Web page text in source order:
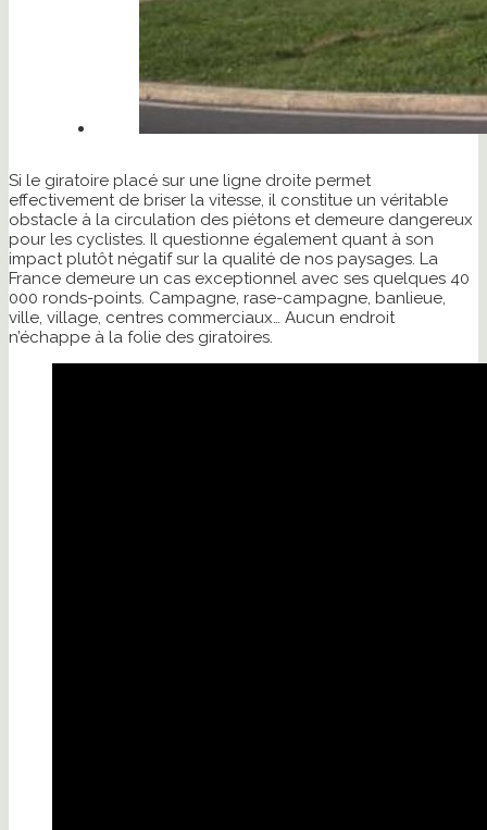
Si le giratoire placé sur une ligne droite permet
effectivement de briser la vitesse, il constitue un véritable
obstacle à la circulation des piétons et demeure dangereux
pour les cyclistes. Il questionne également quant à son
impact plutôt négatif sur la qualité de nos paysages. La
France demeure un cas exceptionnel avec ses quelques 40
000 ronds-points. Campagne, rase-campagne, banlieue,
ville, village, centres commerciaux… Aucun endroit
n’échappe à la folie des giratoires.